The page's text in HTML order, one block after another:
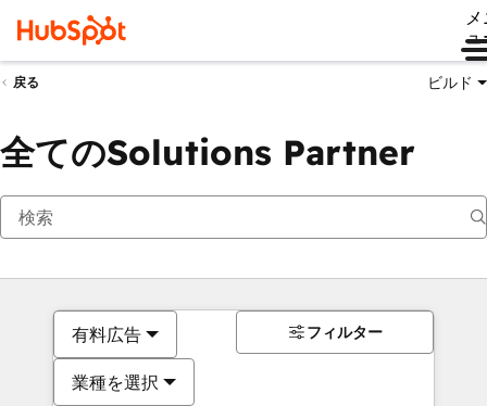
ュ
戻る ビルド
全てのSolutions Partner
有料広告
業種を選択
フィルター